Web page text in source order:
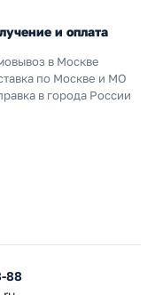
и оплата
в Москве
по Москве и МО
в города России
88